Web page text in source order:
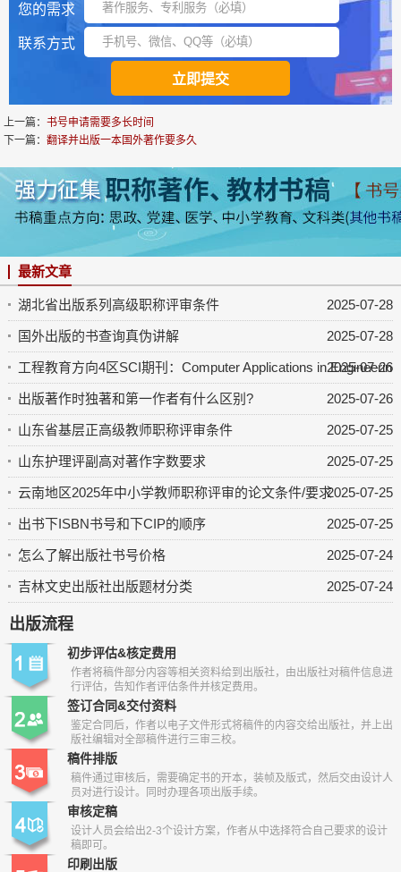
您的需求
联系方式
上一篇：书号申请需要多长时间
下一篇：翻译并出版一本国外著作要多久
最新文章
2025-07-28
湖北省出版系列高级职称评审条件
2025-07-28
国外出版的书查询真伪讲解
2025-07-26
工程教育方向4区SCI期刊：Computer Applications in
2025-07-26
出版著作时独著和第一作者有什么区别?
2025-07-25
山东省基层正高级教师职称评审条件
2025-07-25
山东护理评副高对著作字数要求
2025-07-25
云南地区2025年中小学教师职称评审的论文条件/要求
2025-07-25
出书下ISBN书号和下CIP的顺序
2025-07-24
怎么了解出版社书号价格
2025-07-24
吉林文史出版社出版题材分类
出版流程
初步评估&核定费用
作者将稿件部分内容等相关资料给到出版社，由出版社对稿件信息进
行评估，告知作者评估条件并核定费用。
签订合同&交付资料
鉴定合同后，作者以电子文件形式将稿件的内容交给出版社，并上出
版社编辑对全部稿件进行三审三校。
稿件排版
稿件通过审核后，需要确定书的开本，装帧及版式，然后交由设计人
员对进行设计。同时办理各项出版手续。
审核定稿
设计人员会给出2-3个设计方案，作者从中选择符合自己要求的设计
稿即可。
印刷出版